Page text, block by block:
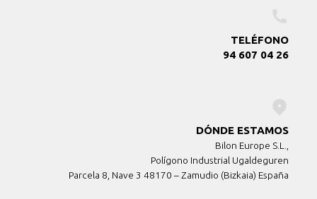
TELÉFONO
94 607 04 26
DÓNDE ESTAMOS
Bilon Europe S.L.,
Polígono Industrial Ugaldeguren
Parcela 8, Nave 3 48170 – Zamudio (Bizkaia) España